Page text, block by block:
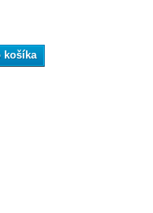
košíka